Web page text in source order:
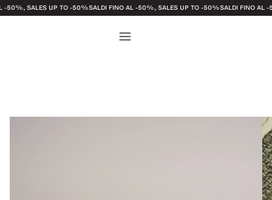
UP TO -50% SALDI FINO AL -50%, SALES UP TO -50% SALDI FINO AL -50%,